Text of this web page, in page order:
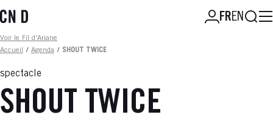
au
principal
FREN
Fil d'ariane
Voir le Fil d'Ariane
Accueil
/ Agenda / SHOUT TWICE
spectacle
SHOUT TWICE